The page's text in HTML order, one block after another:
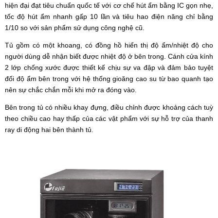
hiện đại đạt tiêu chuẩn quốc tế với cơ chế hút ẩm bằng IC gọn nhẹ,
tốc độ hút ẩm nhanh gấp 10 lần và tiêu hao điện năng chỉ bằng
1/10 so với sản phẩm sử dụng công nghệ cũ.
Tủ gồm có một khoang, có đồng hồ hiển thị độ ẩm/nhiệt độ cho
người dùng dễ nhận biết được nhiệt độ ở bên trong. Cánh cửa kính
2 lớp chống xước được thiết kế chịu sự va đập và đảm bảo tuyệt
đối độ ẩm bên trong với hệ thống gioăng cao su từ bao quanh tạo
nên sự chắc chắn mỗi khi mở ra đóng vào.
Bên trong tủ có nhiều khay đựng, điều chỉnh được khoảng cách tuỳ
theo chiều cao hay thấp của các vật phẩm với sự hỗ trợ của thanh
ray di động hai bên thành tủ.